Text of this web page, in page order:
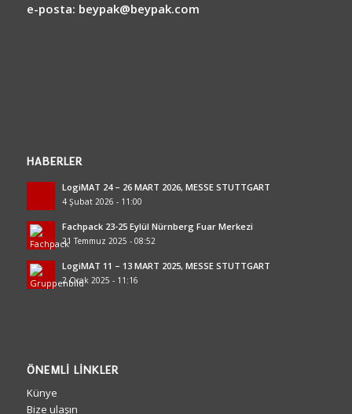
e-posta: beypak@beypak.com
HABERLER
LogiMAT 24 – 26 MART 2026, MESSE STUTTGART
4 Şubat 2026 - 11:00
Fachpack 23-25 Eylül Nürnberg Fuar Merkezi
21 Temmuz 2025 - 08:52
LogiMAT 11 – 13 MART 2025, MESSE STUTTGART
2 Ocak 2025 - 11:16
ÖNEMLI LINKLER
Künye
Bize ulaşın